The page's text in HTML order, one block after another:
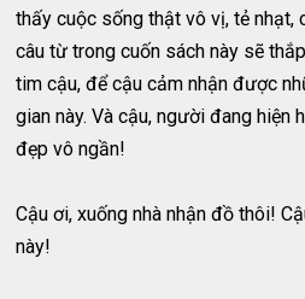
thấy cuộc sống thật vô vị, tẻ nhạt,
câu từ trong cuốn sách này sẽ
tim cậu, để cậu cảm nhận được
gian này. Và cậu, người đang hiện
đẹp vô ngần!
Cậu ơi, xuống nhà nhận đồ thôi!
này!